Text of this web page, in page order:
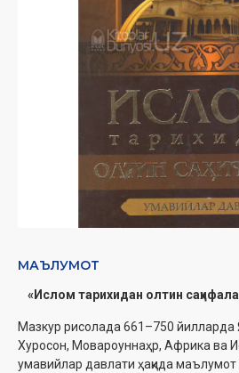
МАЪЛУМОТ
«Ислом тарихидан олтин
Мазкур рисолада 661–750 йилларда
Хуросон, Мовароуннаҳр, Африка ва
умавийлар давлати ҳақида